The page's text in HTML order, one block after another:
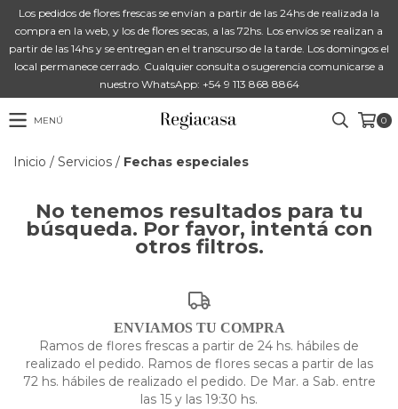
Los pedidos de flores frescas se envían a partir de las 24hs de realizada la
compra en la web, y los de flores secas, a las 72hs. Los envíos se realizan a
partir de las 14hs y se entregan en el transcurso de la tarde. Los domingos el
local permanece cerrado. Cualquier consulta o sugerencia comunicarse a
nuestro WhatsApp: +54 9 113 868 8864
MENÚ 0
Inicio / Servicios / Fechas especiales
No tenemos resultados para tu
búsqueda. Por favor, intentá con
otros filtros.
ENVIAMOS TU COMPRA
Ramos de flores frescas a partir de 24 hs. hábiles de
realizado el pedido. Ramos de flores secas a partir de las
72 hs. hábiles de realizado el pedido. De Mar. a Sab. entre
las 15 y las 19:30 hs.